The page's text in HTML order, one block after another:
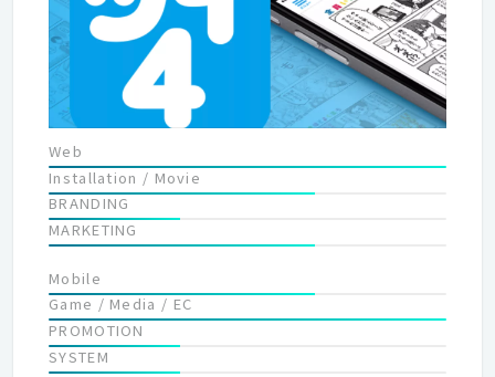
が大事にしているのは、サービスやビジネスの企画から関われる
関係、そのサービスをともに成長させていく関係です。信頼関係
を築きながら継続的な改善サイクルを回すことで、共に成長して
いきたいと考えています。
Web
Installation / Movie
BRANDING
MARKETING
Mobile
Game / Media / EC
PROMOTION
SYSTEM